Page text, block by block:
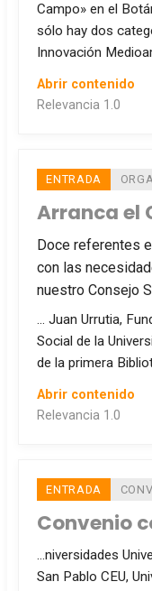
Campo» en el
sólo hay dos
Innovación
Abrir contenido
Relevancia 1.0
ENTRADA
Arranca el
Doce referentes
con las
nuestro Consejo
… Juan Urrutia,
Social de la
de la primera
Abrir contenido
Relevancia 1.0
ENTRADA
Convenio
…niversidades
San Pablo CEU,